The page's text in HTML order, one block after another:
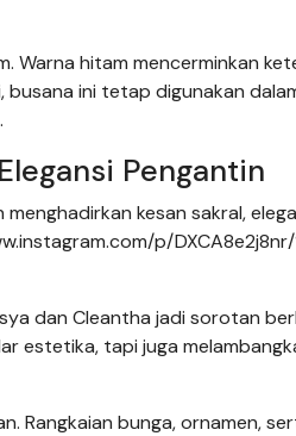
Warna hitam mencerminkan
busana ini tetap digunakan
Pengantin
kesan sakral,
p/
dan Cleantha jadi sorotan
estetika, tapi juga
Rangkaian bunga, ornamen,